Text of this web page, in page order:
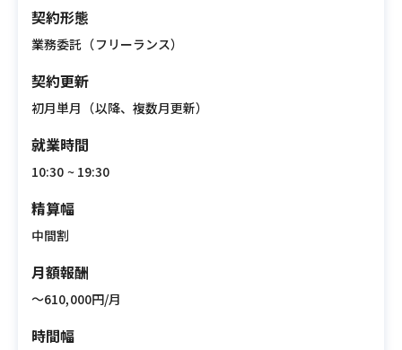
契約形態
業務委託（フリーランス）
契約更新
初月単月（以降、複数月更新）
就業時間
10:30 ~ 19:30
精算幅
中間割
月額報酬
〜610,000円/月
時間幅